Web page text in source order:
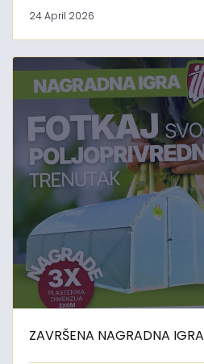
24 April 2026
ZAVRŠENA NAGRADNA IGRA